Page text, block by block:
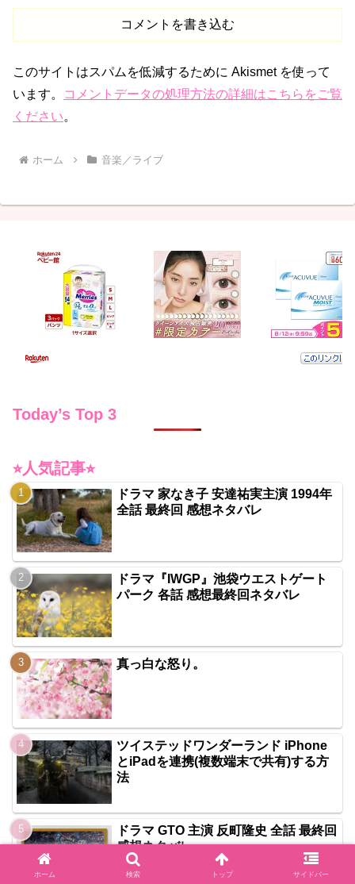
コメントを書き込む
このサイトはスパムを低減するために Akismet を使って
います。
コメントデータの処理方法の詳細はこちらをご覧
ください。
ホーム 音楽／ライブ
Today’s Top 3
⭐︎人気記事⭐︎
ドラマ 家なき子 安達祐実主演 1994年
全話 最終回 感想ネタバレ
ドラマ『IWGP』池袋ウエストゲート
パーク 各話 感想最終回ネタバレ
真っ白な怒り。
ツイステッドワンダーランド iPhone
とiPadを連携(複数端末で共有)する方
法
ドラマ GTO 主演 反町隆史 全話 最終回
感想ネタバレ
ホーム 検索 トップ サイドバー